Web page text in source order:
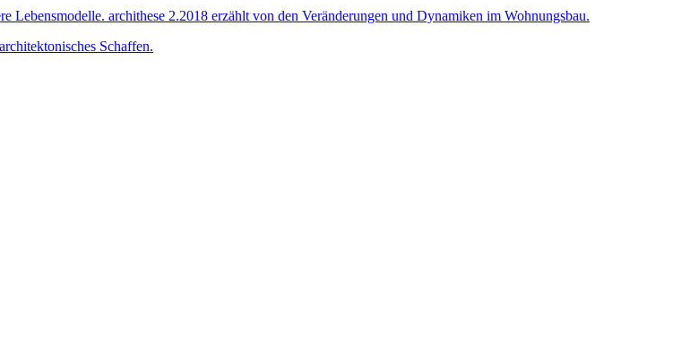
archithese 2.2018 erzählt von den Veränderungen und Dynamiken im Wohnungsbau.
Schaffen.